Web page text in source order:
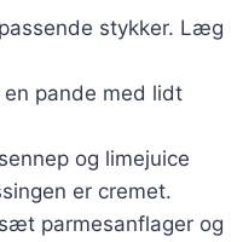
stykker. Læg
pande med lidt
og limejuice
er cremet.
parmesanflager og